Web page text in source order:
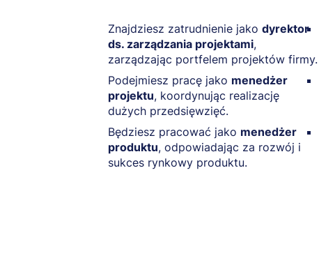
Znajdziesz zatrudnienie jako dyrektor
ds. zarządzania projektami,
zarządzając portfelem projektów firmy.
Podejmiesz pracę jako menedżer
projektu, koordynując realizację
dużych przedsięwzięć.
Będziesz pracować jako menedżer
produktu, odpowiadając za rozwój i
sukces rynkowy produktu.